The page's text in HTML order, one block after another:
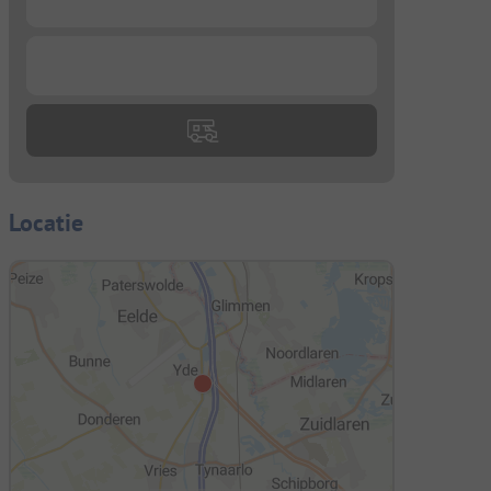
Locatie